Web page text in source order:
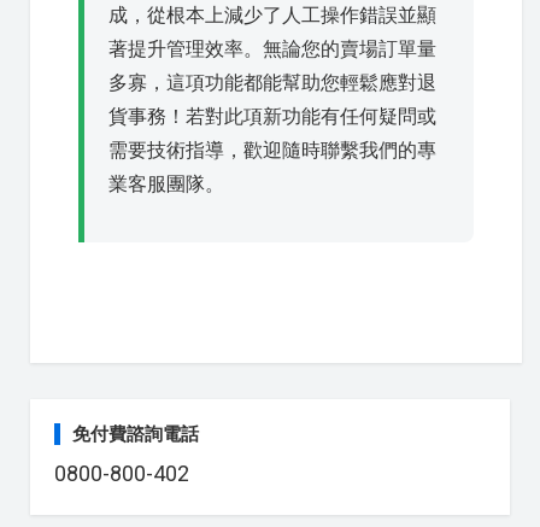
成，從根本上減少了人工操作錯誤並顯
著提升管理效率。無論您的賣場訂單量
多寡，這項功能都能幫助您輕鬆應對退
貨事務！若對此項新功能有任何疑問或
需要技術指導，歡迎隨時聯繫我們的專
業客服團隊。
免付費諮詢電話
0800-800-402